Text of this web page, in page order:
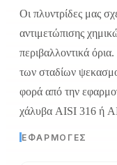
Οι πλυντρίδες μας
αντιμετώπισης
περιβαλλοντικά
των σταδίων
φορά από την
χάλυβα AISI 316 ή
ΕΦΑΡΜΟΓΈΣ